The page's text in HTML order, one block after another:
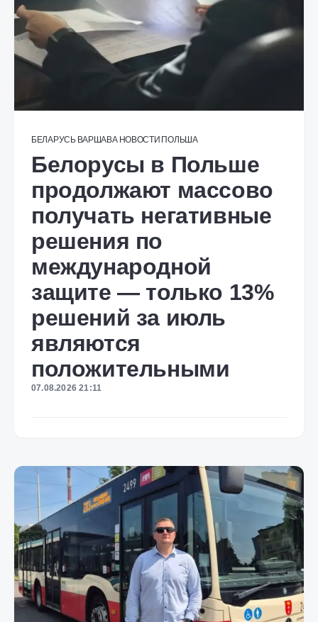
БЕЛАРУСЬ ВАРШАВА НОВОСТИ ПОЛЬША
Белорусы в Польше
продолжают массово
получать негативные
решения по
международной
защите — только 13%
решений за июль
являются
положительными
07.08.2026 21:11